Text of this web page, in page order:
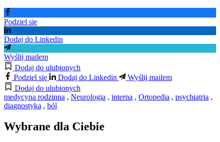
Podziel się
Dodaj do Linkedin
Wyślij mailem
Dodaj do ulubionych
Podziel się
Dodaj do Linkedin
Wyślij mailem
Dodaj do ulubionych
medycyna rodzinna , Neurologia , interna , Ortopedia , psychiatria ,
diagnostyka , ból
Wybrane dla Ciebie